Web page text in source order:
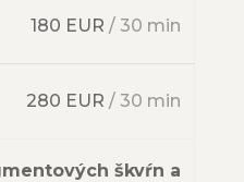
180 EUR / 30 min
280 EUR / 30 min
škvŕn a